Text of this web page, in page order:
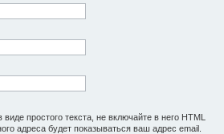
простого текста, не включайте в него HTML
адреса будет показываться ваш адрес email.